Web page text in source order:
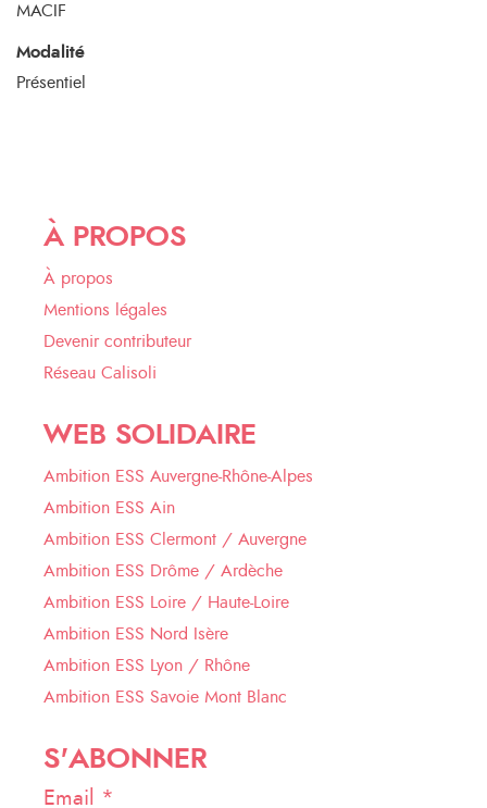
MACIF
Modalité
Présentiel
À PROPOS
À propos
Mentions légales
Devenir contributeur
Réseau Calisoli
WEB SOLIDAIRE
Ambition ESS Auvergne-Rhône-Alpes
Ambition ESS Ain
Ambition ESS Clermont / Auvergne
Ambition ESS Drôme / Ardèche
Ambition ESS Loire / Haute-Loire
Ambition ESS Nord Isère
Ambition ESS Lyon / Rhône
Ambition ESS Savoie Mont Blanc
S'ABONNER
Email *